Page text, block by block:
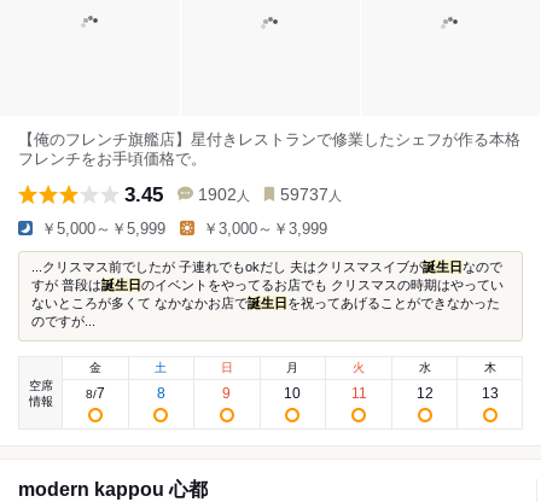
【俺のフレンチ旗艦店】星付きレストランで修業したシェフが作る本格
フレンチをお手頃価格で。
3.45 1902 人 59737 人
￥5,000～￥5,999 ￥3,000～￥3,999
...クリスマス前でしたが 子連れでもokだし 夫はクリスマスイブが誕生日なので
すが 普段は誕生日のイベントをやってるお店でも クリスマスの時期はやってい
ないところが多くて なかなかお店で誕生日 を祝ってあげることができなかった
のですが...
空席
情報
金
8/7
土
8
日
9
月
10
火
11
水
12
木
13
modern kappou 心都